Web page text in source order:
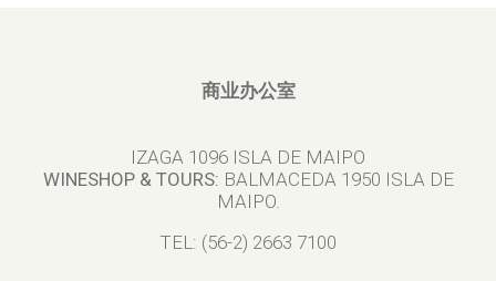
商业办公室
IZAGA 1096 ISLA DE MAIPO
WINESHOP & TOURS: BALMACEDA 1950 ISLA DE
MAIPO.
TEL: (56-2) 2663 7100